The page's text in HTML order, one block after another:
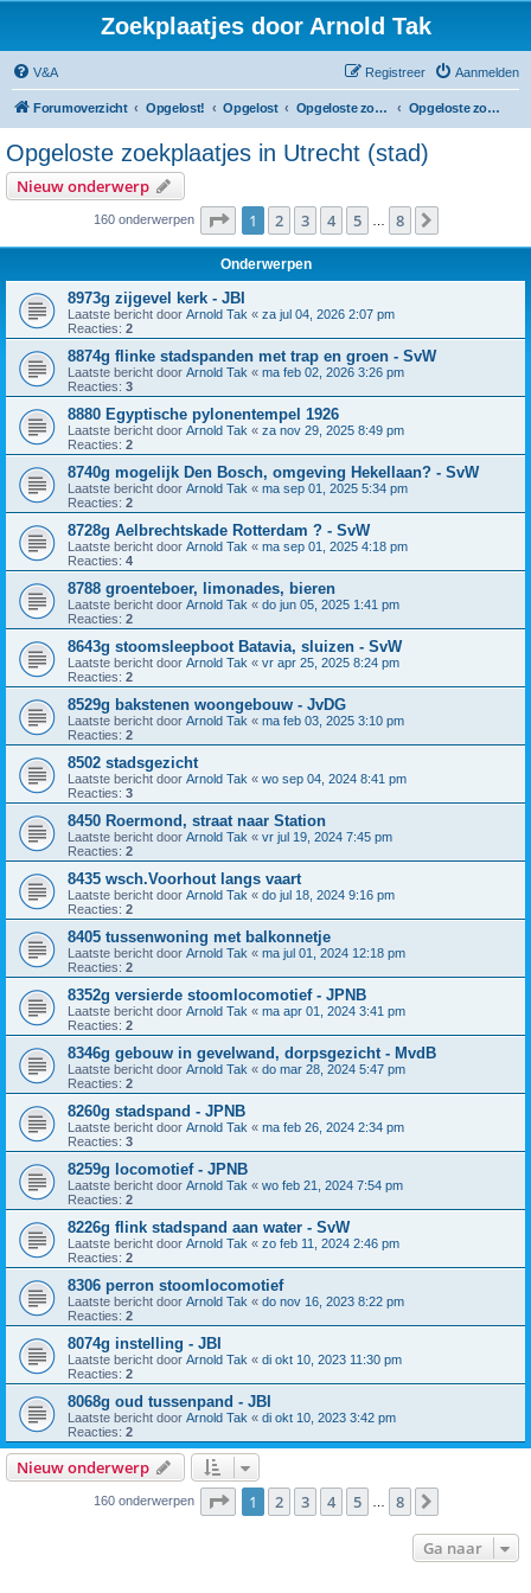
Zoekplaatjes door Arnold Tak
V&A Aanmelden
Registreer
Forumoverzicht Opgelost! Opgelost Opgeloste zoekplaatjes in Utrecht Opgeloste zoekplaatjes in Utrecht (stad)
Opgeloste zoekplaatjes in Utrecht (stad)
Nieuw onderwerp
160 onderwerpen Pagina van 8
1 2 3 4 5 8
Onderwerpen
8973g zijgevel kerk - JBI
Laatste bericht door Arnold Tak « za jul 04, 2026 2:07 pm
Reacties: 2
8874g flinke stadspanden met trap en groen - SvW
Laatste bericht door Arnold Tak « ma feb 02, 2026 3:26 pm
Reacties: 3
8880 Egyptische pylonentempel 1926
Laatste bericht door Arnold Tak « za nov 29, 2025 8:49 pm
Reacties: 2
8740g mogelijk Den Bosch, omgeving Hekellaan? - SvW
Laatste bericht door Arnold Tak « ma sep 01, 2025 5:34 pm
Reacties: 2
8728g Aelbrechtskade Rotterdam ? - SvW
Laatste bericht door Arnold Tak « ma sep 01, 2025 4:18 pm
Reacties: 4
8788 groenteboer, limonades, bieren
Laatste bericht door Arnold Tak « do jun 05, 2025 1:41 pm
Reacties: 2
8643g stoomsleepboot Batavia, sluizen - SvW
Laatste bericht door Arnold Tak « vr apr 25, 2025 8:24 pm
Reacties: 2
8529g bakstenen woongebouw - JvDG
Laatste bericht door Arnold Tak « ma feb 03, 2025 3:10 pm
Reacties: 2
8502 stadsgezicht
Laatste bericht door Arnold Tak « wo sep 04, 2024 8:41 pm
Reacties: 3
8450 Roermond, straat naar Station
Laatste bericht door Arnold Tak « vr jul 19, 2024 7:45 pm
Reacties: 2
8435 wsch.Voorhout langs vaart
Laatste bericht door Arnold Tak « do jul 18, 2024 9:16 pm
Reacties: 2
8405 tussenwoning met balkonnetje
Laatste bericht door Arnold Tak « ma jul 01, 2024 12:18 pm
Reacties: 2
8352g versierde stoomlocomotief - JPNB
Laatste bericht door Arnold Tak « ma apr 01, 2024 3:41 pm
Reacties: 2
8346g gebouw in gevelwand, dorpsgezicht - MvdB
Laatste bericht door Arnold Tak « do mar 28, 2024 5:47 pm
Reacties: 2
8260g stadspand - JPNB
Laatste bericht door Arnold Tak « ma feb 26, 2024 2:34 pm
Reacties: 3
8259g locomotief - JPNB
Laatste bericht door Arnold Tak « wo feb 21, 2024 7:54 pm
Reacties: 2
8226g flink stadspand aan water - SvW
Laatste bericht door Arnold Tak « zo feb 11, 2024 2:46 pm
Reacties: 2
8306 perron stoomlocomotief
Laatste bericht door Arnold Tak « do nov 16, 2023 8:22 pm
Reacties: 2
8074g instelling - JBI
Laatste bericht door Arnold Tak « di okt 10, 2023 11:30 pm
Reacties: 2
8068g oud tussenpand - JBI
Laatste bericht door Arnold Tak « di okt 10, 2023 3:42 pm
Reacties: 2
Nieuw onderwerp
160 onderwerpen Pagina van 8
1 2 3 4 5 8
Ga naar